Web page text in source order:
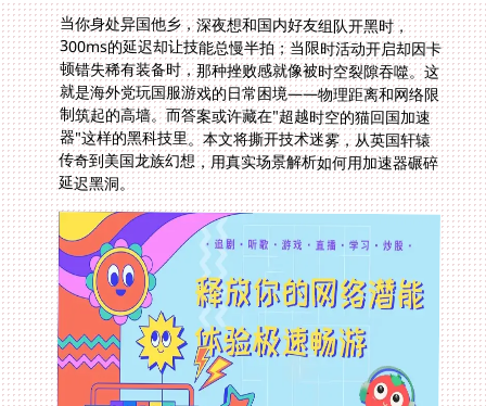
当你身处异国他乡，深夜想和国内好友组队开黑时，
300ms的延迟却让技能总慢半拍；当限时活动开启却因卡
顿错失稀有装备时，那种挫败感就像被时空裂隙吞噬。这
就是海外党玩国服游戏的日常困境——物理距离和网络限
制筑起的高墙。而答案或许藏在"超越时空的猫回国加速
器"这样的黑科技里。本文将撕开技术迷雾，从英国轩辕
传奇到美国龙族幻想，用真实场景解析如何用加速器碾碎
延迟黑洞。